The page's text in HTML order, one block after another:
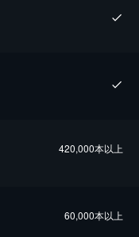
420,000本以上
60,000本以上